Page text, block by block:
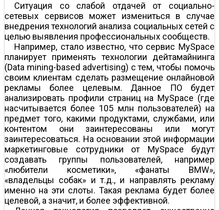
Ситуация со слабой отдачей от социально-
сетевых сервисов может измениться в случае
внедрения технологий анализа социальных сетей с
целью выявления профессиональных сообществ.
Например, стало известно, что сервис MySpace
планирует применять технологии дейтамайнинга
(Data mining-based advertising) с тем, чтобы помочь
своим клиентам сделать размещение онлайновой
рекламы более целевым. Данное ПО будет
анализировать профили страниц на MySpace (где
насчитывается более 105 млн пользователей) на
предмет того, какими продуктами, службами, или
контентом они заинтересованы или могут
заинтересоваться. На основании этой информации
маркетинговые сотрудники от MySpace будут
создавать группы пользователей, например
«любители косметики», «фанаты BMW»,
«владельцы собак» и т.д., и направлять рекламу
именно на эти слоты. Такая реклама будет более
целевой, а значит, и более эффективной.